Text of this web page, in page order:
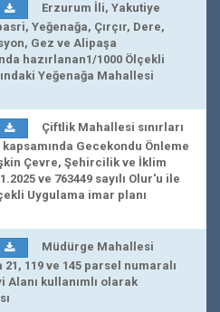
Erzurum İli, Yakutiye
Yeğenağa, Çırçır, Dere,
Gez ve Alipaşa
hazırlanan1/1000 Ölçekli
Yeğenağa Mahallesi
Çiftlik Mahallesi sınırları
Gecekondu Önleme
Çevre, Şehircilik ve İklim
ve 763449 sayılı Olur'u ile
Uygulama imar planı
Müdürge Mahallesi
21, 119 ve 145 parsel numaralı
Alanı kullanımlı olarak